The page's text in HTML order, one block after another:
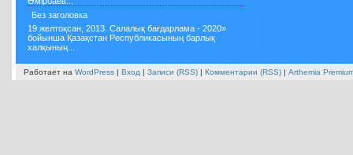
Без заголовка
19 желтоқсан, 2013. Салалық бағдарлама - 2020»
бойынша Қазақстан Республикасының барлық
халқының...
Работает на WordPress | Вход | Записи (RSS) | Комментарии (RSS) | Arthemia